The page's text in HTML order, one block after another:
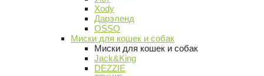
Xody
Дарэленд
OSSO
Миски для кошек и собак
Миски для кошек и собак
Jack&King
DEZZIE